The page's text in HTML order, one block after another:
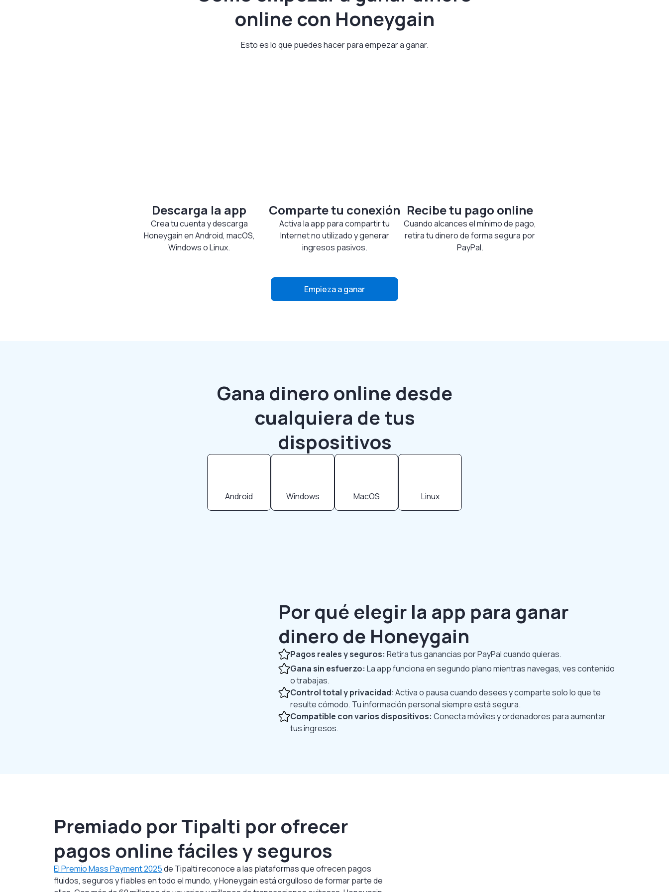
online con Honeygain
Esto es lo que puedes hacer para empezar a ganar.
Descarga la app
Crea tu cuenta y descarga
Honeygain en Android, macOS,
Windows o Linux.
Comparte tu conexión
Activa la app para compartir tu
Internet no utilizado y generar
ingresos pasivos.
Recibe tu pago online
Cuando alcances el mínimo de pago,
retira tu dinero de forma segura por
PayPal.
Empieza a ganar
Gana dinero online desde
cualquiera de tus
dispositivos
Android Windows MacOS Linux
Por qué elegir la app para ganar
dinero de Honeygain
Pagos reales y seguros: Retira tus ganancias por PayPal cuando quieras.
Gana sin esfuerzo: La app funciona en segundo plano mientras navegas, ves contenido
o trabajas.
Control total y privacidad: Activa o pausa cuando desees y comparte solo lo que te
resulte cómodo. Tu información personal siempre está segura.
Compatible con varios dispositivos: Conecta móviles y ordenadores para aumentar
tus ingresos.
Premiado por Tipalti por ofrecer
pagos online fáciles y seguros
El Premio Mass Payment 2025de Tipalti reconoce a las plataformas que ofrecen pagos
fluidos, seguros y fiables en todo el mundo, y Honeygain está orgulloso de formar parte de